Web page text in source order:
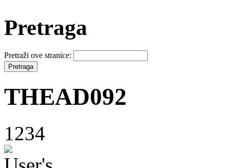
Pretraga
Pretraži ove stranice:
THEAD092
1234